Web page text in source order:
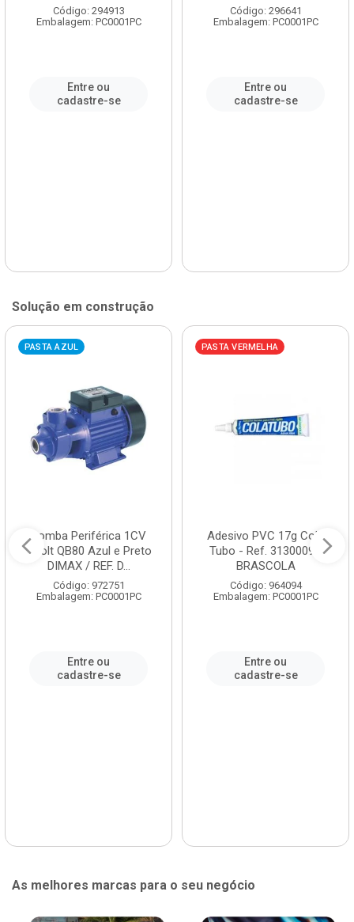
Código: 294913
Embalagem: PC0001PC
Entre ou
cadastre-se
Código: 296641
Embalagem: PC0001PC
Entre ou
cadastre-se
Solução em construção
PASTA AZUL
Bomba Periférica 1CV
Bivolt QB80 Azul e Preto
DIMAX / REF. D...
Código: 972751
Embalagem: PC0001PC
Entre ou
cadastre-se
PASTA VERMELHA
Adesivo PVC 17g Cola
Tubo - Ref. 3130009 -
BRASCOLA
Código: 964094
Embalagem: PC0001PC
Entre ou
cadastre-se
As melhores marcas para o seu negócio